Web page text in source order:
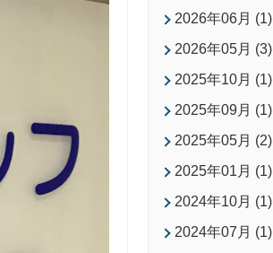
2026年06月 (1)
2026年05月 (3)
2025年10月 (1)
2025年09月 (1)
2025年05月 (2)
2025年01月 (1)
2024年10月 (1)
2024年07月 (1)